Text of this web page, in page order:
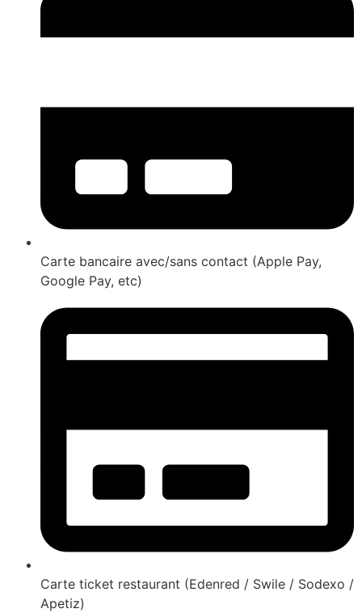
Carte bancaire avec/sans contact (Apple Pay,
Google Pay, etc)
Carte ticket restaurant (Edenred / Swile / Sodexo /
Apetiz)